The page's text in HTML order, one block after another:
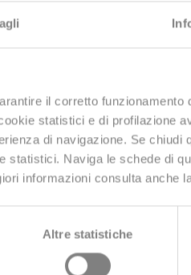
il corretto funzionamento
statistici e di profilazione
di navigazione. Se chiudi
e statistici. Naviga le schede di
informazioni consulta anche
Altre statistiche
si è iscritto e per
area di interesse;
come ad esempio
email o tramite
presentate, anche
(ad es.